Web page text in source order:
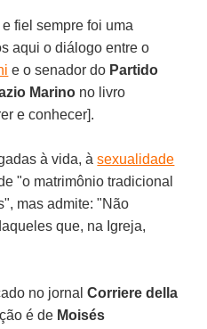
fiel sempre foi uma
aqui o diálogo entre o
e o senador do Partido
Marino no livro
e conhecer].
à vida, àsexualidade
"o matrimônio tradicional
mas admite: "Não
que, na Igreja,
no jornalCorriere della
é de Moisés